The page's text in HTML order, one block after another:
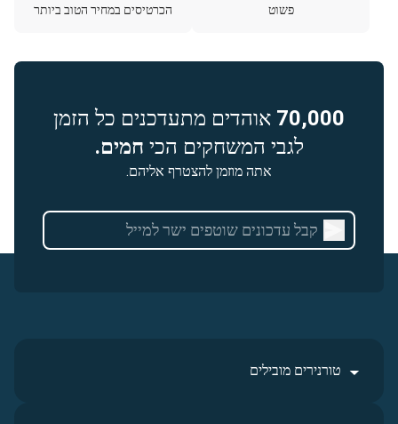
פשוט
הכרטיסים במחיר הטוב ביותר
70,000 אוהדים מתעדכנים כל הזמן
לגבי המשחקים הכי חמים.
אתה מוזמן להצטרף אליהם.
טורנירים מובילים